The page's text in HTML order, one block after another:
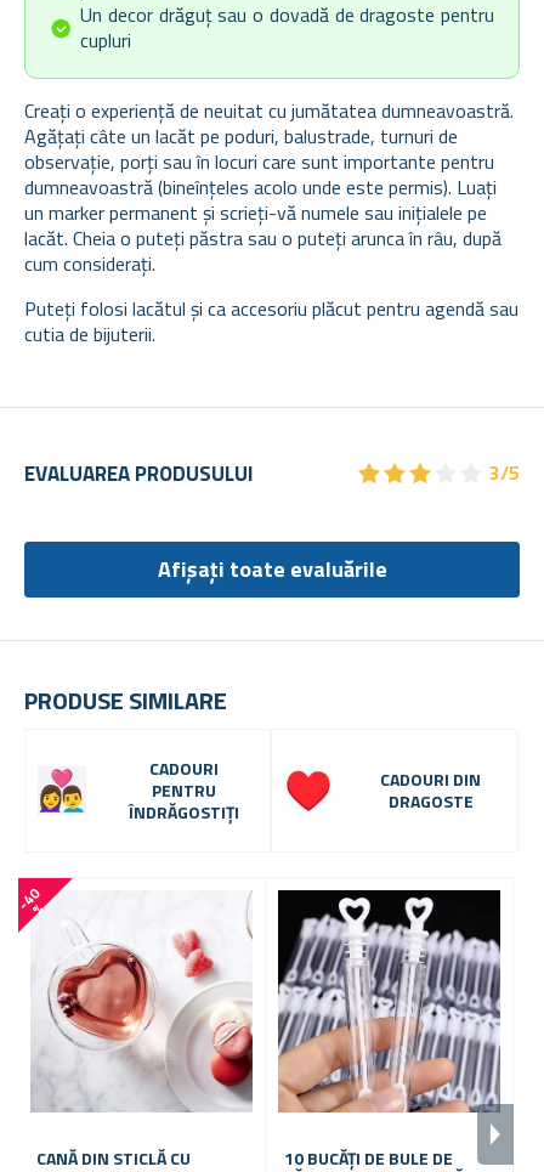
Un decor drăguț sau o dovadă de dragoste pentru
cupluri
Creați o experiență de neuitat cu jumătatea dumneavoastră.
Agățați câte un lacăt pe poduri, balustrade, turnuri de
observație, porți sau în locuri care sunt importante pentru
dumneavoastră (bineînțeles acolo unde este permis). Luați
un marker permanent și scrieți-vă numele sau inițialele pe
lacăt. Cheia o puteți păstra sau o puteți arunca în râu, după
cum considerați.
Puteți folosi lacătul și ca accesoriu plăcut pentru agendă sau
cutia de bijuterii.
PRODUSE SIMILARE
CADOURI
PENTRU
ÎNDRĂGOSTIȚI
CADOURI DIN
DRAGOSTE
-
4
0
%
CANĂ DIN STICLĂ CU 10 BUCĂȚI DE BULE DE
EVALUAREA PRODUSULUI ★★★
★★★ 3/5
Afișați toate evaluările